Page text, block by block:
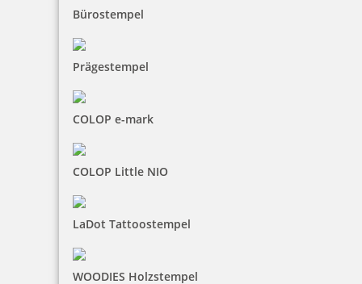
Bürostempel
Prägestempel
COLOP e-mark
COLOP Little NIO
LaDot Tattoostempel
WOODIES Holzstempel